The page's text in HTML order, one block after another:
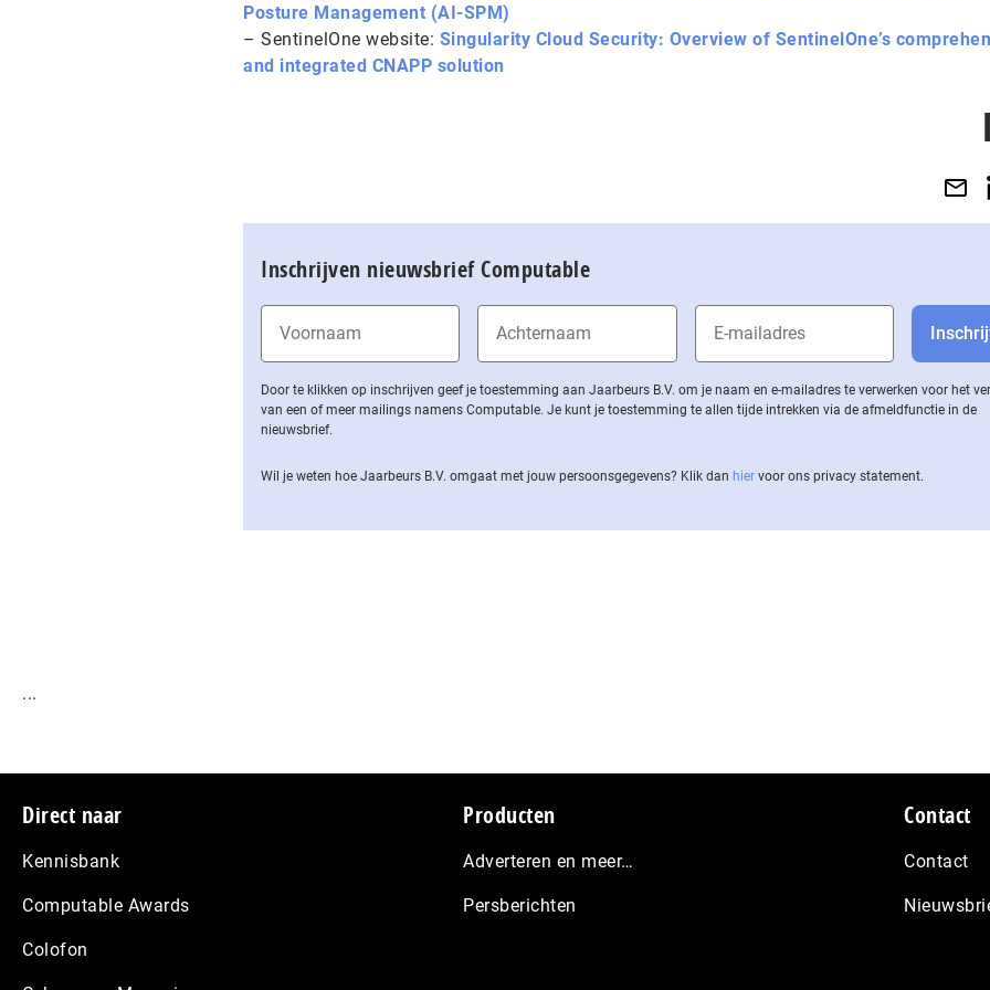
Posture Management (AI-SPM)
– SentinelOne website: Singularity Cloud Security: Overview of SentinelOne’s
and integrated CNAPP solution
Inschrijven nieuwsbrief Computable
Door te klikken op inschrijven geef je toestemming aan Jaarbeurs B.V. om je naam en e-mailadres te verwerken voor het
van een of meer mailings namens Computable. Je kunt je toestemming te allen tijde intrekken via de af­meld­func­tie in de
nieuwsbrief.
Wil je weten hoe Jaarbeurs B.V. omgaat met jouw per­soons­ge­ge­vens? Klik dan hier voor ons privacy statement.
...
Footer
Direct naar
Kennisbank
Computable Awards
Colofon
Producten
Adverteren en meer…
Persberichten
Contact
Contact